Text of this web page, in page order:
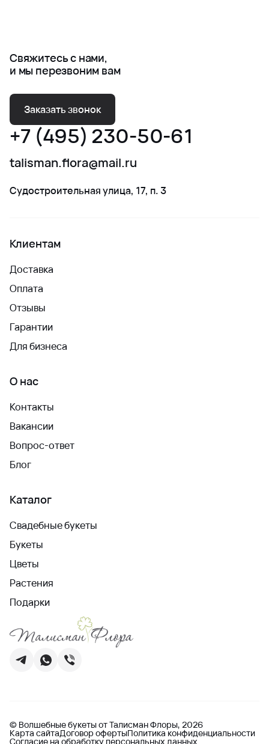
Свяжитесь с нами,
и мы перезвоним вам
Заказать звонок
+7 (495) 230-50-61
talisman.flora@mail.ru
Судостроительная улица, 17, п. 3
Клиентам
Доставка
Оплата
Отзывы
Гарантии
Для бизнеса
О нас
Контакты
Вакансии
Вопрос-ответ
Блог
Каталог
Свадебные букеты
Букеты
Цветы
Растения
Подарки
© Волшебные букеты от Талисман Флоры, 2026
Карта сайтаДоговор офертыПолитика конфиденциальности
Согласие на обработку персональных данных